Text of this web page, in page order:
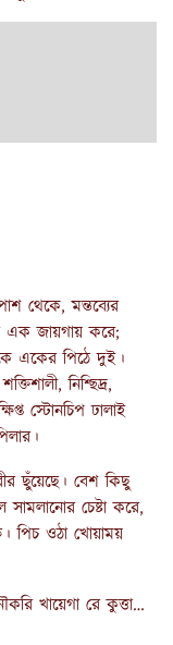
থেকে, মন্তব্যের
এক জায়গায় করে;
একের পিঠে দুই।
নিশ্ছিদ্র,
স্টোনচিপ ঢালাই
ছুঁয়েছে। বেশ কিছু
সামলানোর চেষ্টা করে,
পিচ ওঠা খোয়াময়
খায়েগা রে কুত্তা…